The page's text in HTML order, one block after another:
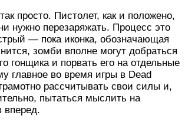
просто. Пистолет, как и положено,
нужно перезаряжать. Процесс это
— пока иконка, обозначающая
зомби вполне могут добраться
гонщика и порвать его на отдельные
главное во время игры в Dead
рассчитывать свои силы и,
пытаться мыслить на
вперед.